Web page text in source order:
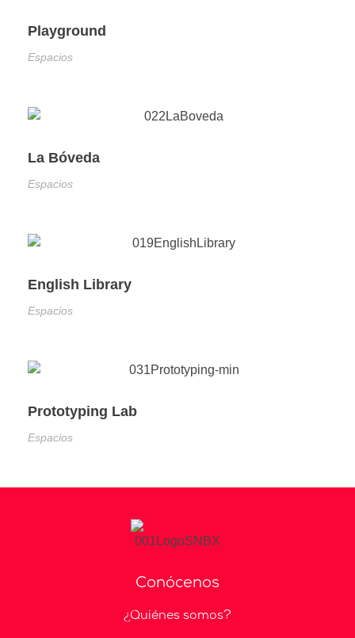
Playground
Espacios
La Bóveda
Espacios
English Library
Espacios
Prototyping Lab
Espacios
Conócenos
¿Quiénes somos?